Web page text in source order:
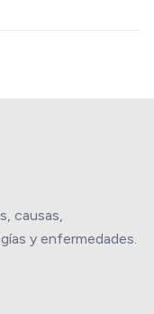
causas,
y enfermedades.